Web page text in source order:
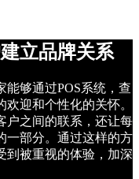
立品牌关系
能够通过POS系统，查
迎和个性化的关怀。
户之间的联系，还让每
一部分。通过这样的方
到被重视的体验，加深